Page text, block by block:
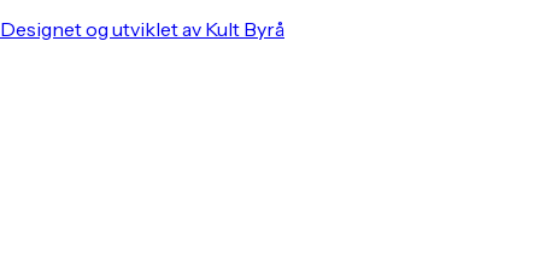
Designet og utviklet av Kult Byrå